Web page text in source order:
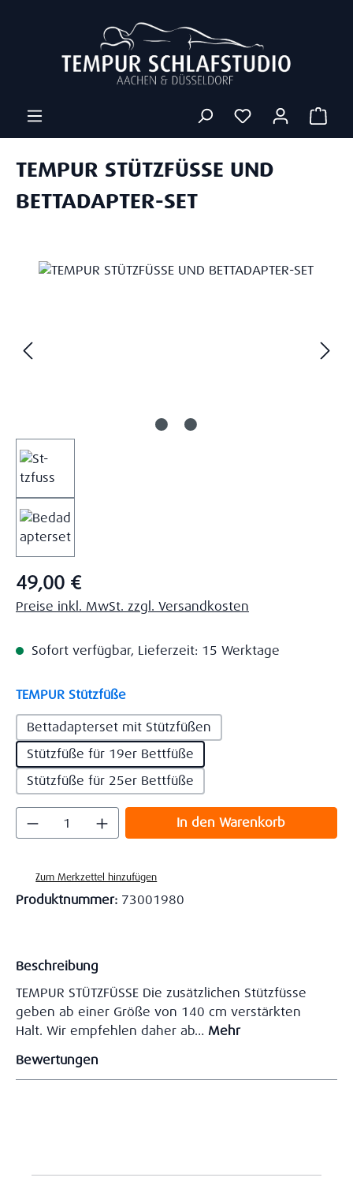
TEMPUR STÜTZFÜSSE UND
BETTADAPTER-SET
Bildergalerie überspringen
Regulärer Preis:
49,00 €
Preise inkl. MwSt. zzgl. Versandkosten
Sofort verfügbar, Lieferzeit: 15 Werktage
TEMPUR Stützfüßeauswählen
Bettadapterset mit Stützfüßen
Stützfüße für 19er Bettfüße
Stützfüße für 25er Bettfüße
Produkt Anzahl: Gib den gewünschten
In den Warenkorb
Zum Merkzettel hinzufügen
Produktnummer: 73001980
Beschreibung
TEMPUR STÜTZFÜSSE Die zusätzlichen Stützfüsse
geben ab einer Größe von 140 cm verstärkten
Halt. Wir empfehlen daher ab… Mehr
Bewertungen